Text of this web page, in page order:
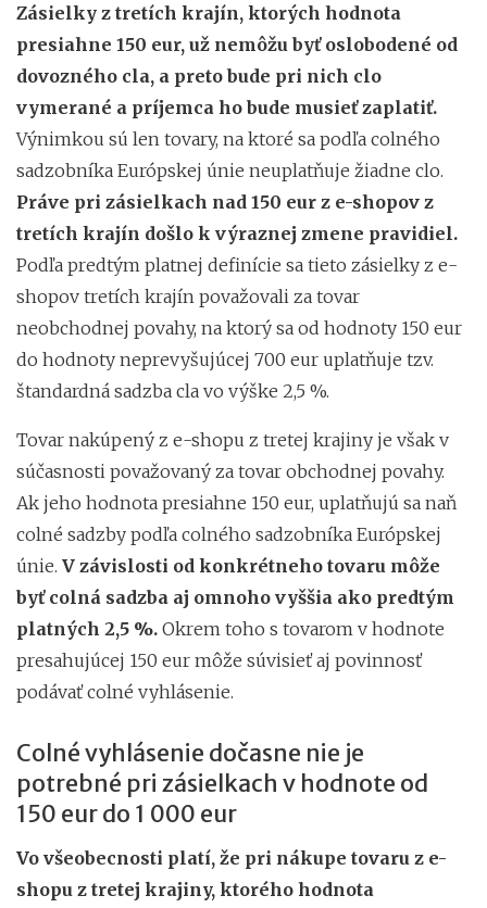
Zásielky z tretích krajín, ktorých hodnota
presiahne 150 eur, už nemôžu byť oslobodené od
dovozného cla, a preto bude pri nich clo
vymerané a príjemca ho bude musieť zaplatiť.
Výnimkou sú len tovary, na ktoré sa podľa colného
sadzobníka Európskej únie neuplatňuje žiadne clo.
Práve pri zásielkach nad 150 eur z e-shopov z
tretích krajín došlo k výraznej zmene pravidiel.
Podľa predtým platnej definície sa tieto zásielky z e-
shopov tretích krajín považovali za tovar
neobchodnej povahy, na ktorý sa od hodnoty 150 eur
do hodnoty neprevyšujúcej 700 eur uplatňuje tzv.
štandardná sadzba cla vo výške 2,5 %.
Tovar nakúpený z e-shopu z tretej krajiny je však v
súčasnosti považovaný za tovar obchodnej povahy.
Ak jeho hodnota presiahne 150 eur, uplatňujú sa naň
colné sadzby podľa colného sadzobníka Európskej
únie. V závislosti od konkrétneho tovaru môže
byť colná sadzba aj omnoho vyššia ako predtým
platných 2,5 %. Okrem toho s tovarom v hodnote
presahujúcej 150 eur môže súvisieť aj povinnosť
podávať colné vyhlásenie.
Colné vyhlásenie dočasne nie je
potrebné pri zásielkach v hodnote od
150 eur do 1 000 eur
Vo všeobecnosti platí, že pri nákupe tovaru z e-
shopu z tretej krajiny, ktorého hodnota